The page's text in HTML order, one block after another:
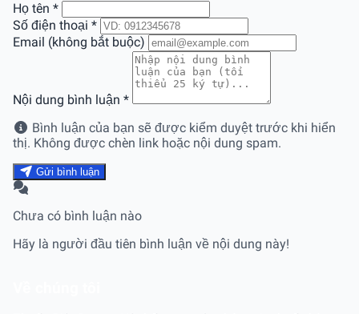
Họ tên *
Số điện thoại *
Email (không bắt buộc)
Nội dung bình luận *
Bình luận của bạn sẽ được kiểm duyệt trước khi hiển
thị. Không được chèn link hoặc nội dung spam.
Gửi bình luận
Chưa có bình luận nào
Hãy là người đầu tiên bình luận về nội dung này!